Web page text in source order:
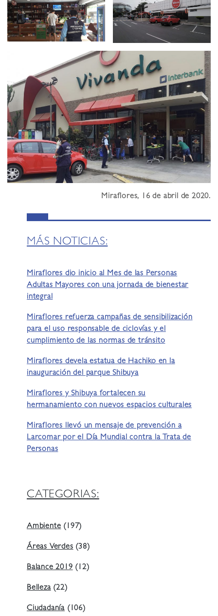
Miraflores, 16 de abril de 2020.
MÁS NOTICIAS:
Miraflores dio inicio al Mes de las Personas
Adultas Mayores con una jornada de bienestar
integral
Miraflores refuerza campañas de sensibilización
para el uso responsable de ciclovías y el
cumplimiento de las normas de tránsito
Miraflores devela estatua de Hachiko en la
inauguración del parque Shibuya
Miraflores y Shibuya fortalecen su
hermanamiento con nuevos espacios culturales
Miraflores llevó un mensaje de prevención a
Larcomar por el Día Mundial contra la Trata de
Personas
CATEGORIAS:
Ambiente (197)
Áreas Verdes (38)
Balance 2019 (12)
Belleza(22)
Ciudadanía (106)